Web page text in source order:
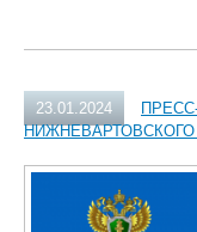
23.01.2024
НИЖНЕВАРТОВСКОГО